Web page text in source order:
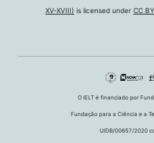
XV-XVIII) is licensed under CC
O IELT é financiado por
Fundação para a Ciência e a
UIDB/00657/2020